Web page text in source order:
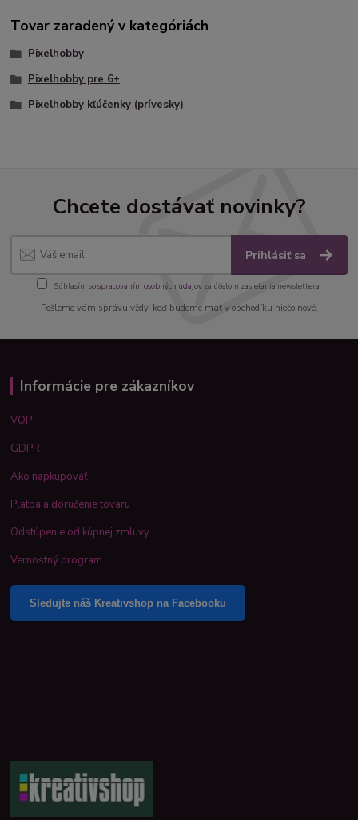
Tovar zaradený v kategóriách
Pixelhobby
Pixelhobby pre 6+
Pixelhobby kľúčenky (prívesky)
Chcete dostávať novinky?
Prihlásiť sa
Súhlasím sospracovaním osobných údajov za účelom zasielania newslettera.
Pošleme vám správu vždy, keď budeme mať v obchodíku niečo nové.
Informácie pre zákazníkov
VOP
GDPR
Ako napkupovať
Platba a doručenie tovaru
Odstúpenie od kúpnej zmluvy
Vernostný program
Sledujte náš Kreativshop na Facebooku